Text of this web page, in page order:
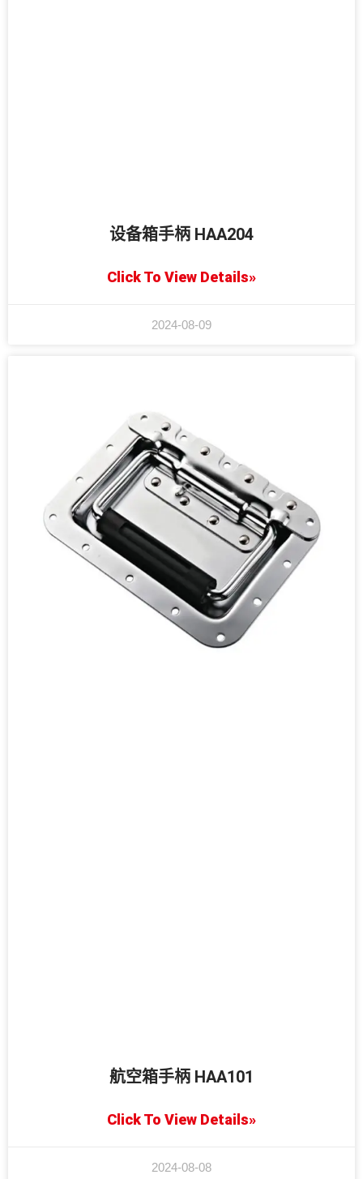
设备箱手柄 HAA204
Click To View Details»
2024-08-09
航空箱手柄 HAA101
Click To View Details»
2024-08-08